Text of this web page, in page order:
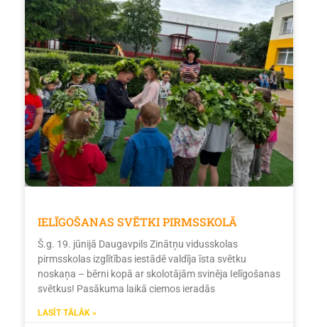
IELĪGOŠANAS SVĒTKI PIRMSSKOLĀ
Š.g. 19. jūnijā Daugavpils Zinātņu vidusskolas
pirmsskolas izglītības iestādē valdīja īsta svētku
noskaņa – bērni kopā ar skolotājām svinēja Ielīgošanas
svētkus! Pasākuma laikā ciemos ieradās
LASĪT TĀLĀK »